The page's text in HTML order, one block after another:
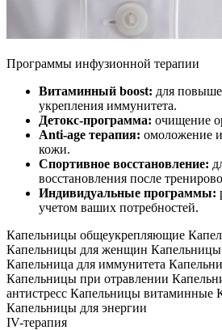
Программы инфузионной терапии
Витаминный boost: для
укрепления иммунитета.
Детокс-программа: очищение
Anti-age терапия: омоложение
кожи.
Спортивное восстановление:
восстановления после
Индивидуальные программы:
учетом ваших потребностей.
Капельницы общеукрепляющие
Капельницы для женщин Капельницы
Капельница для иммунитета
Капельницы при отравлении
антистресс Капельницы витаминные
Капельницы для энергии
IV-терапия